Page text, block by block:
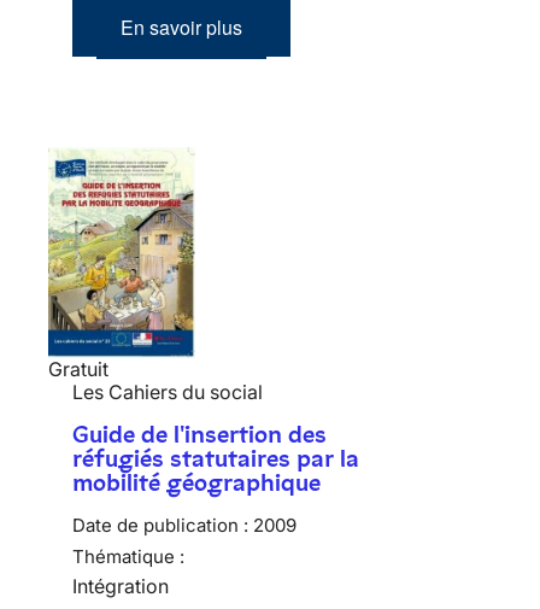
En savoir plus
Gratuit
Les Cahiers du social
Guide de l'insertion des
réfugiés statutaires par la
mobilité géographique
Date de publication : 2009
Thématique :
Intégration